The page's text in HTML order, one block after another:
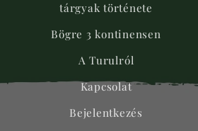
tárgyak története
Bögre 3 kontinensen
A Turulról
Kapcsolat
Bejelentkezés